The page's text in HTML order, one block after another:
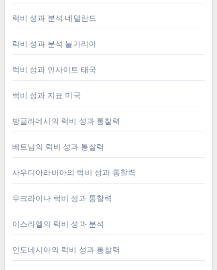
럭비 성과 분석 네덜란드
럭비 성과 분석 불가리아
럭비 성과 인사이트 태국
럭비 성과 지표 미국
방글라데시의 럭비 성과 통찰력
베트남의 럭비 성과 통찰력
사우디아라비아의 럭비 성과 통찰력
우크라이나 럭비 성과 통찰력
이스라엘의 럭비 성과 분석
인도네시아의 럭비 성과 통찰력